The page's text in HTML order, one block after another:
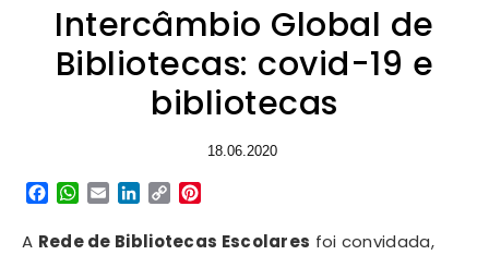
Intercâmbio Global de
Bibliotecas: covid-19 e
bibliotecas
18.06.2020
Facebook
WhatsApp
EmailLinkedIn
Copy
A Rede de Bibliotecas Escolares foi convidada,